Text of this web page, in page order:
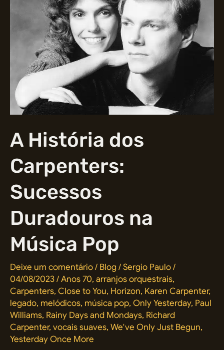
A História dos
Carpenters:
Sucessos
Duradouros na
Música Pop
Deixe um comentário/ Blog /Sergio Paulo/
04/08/2023/Anos 70, arranjos orquestrais,
Carpenters, Close to You, Horizon, Karen Carpenter,
legado, melódicos, música pop, Only Yesterday, Paul
Williams, Rainy Days and Mondays, Richard
Carpenter, vocais suaves, We've Only Just Begun,
Yesterday Once More